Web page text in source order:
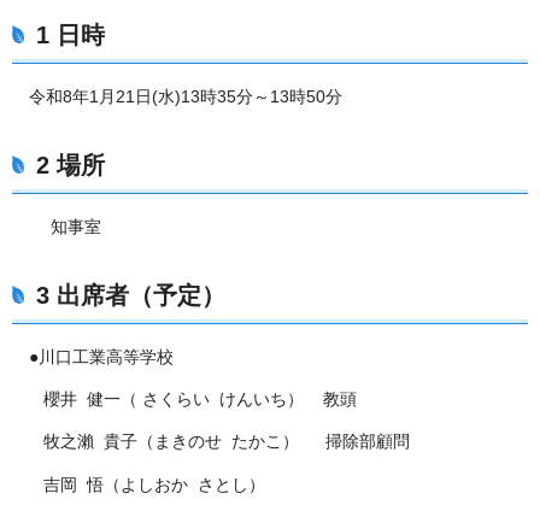
1 日時
令和8年1月21日(水)13時35分～13時50分
2 場所
知事室
3 出席者（予定）
●川口工業高等学校
櫻井 健一（ さくらい けんいち） 教頭
牧之瀨 貴子（まきのせ たかこ） 掃除部顧問
吉岡 悟（よしおか さとし）